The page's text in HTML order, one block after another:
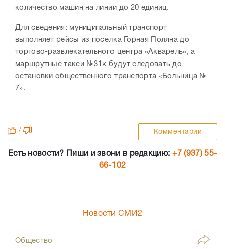
количество машин на линии до 20 единиц.
Для сведения: муниципальный транспорт
выполняет рейсы из поселка Горная Поляна до
торгово-развлекательного центра «Акварель», а
маршрутные такси №31к будут следовать до
остановки общественного транспорта «Больница №
7».
/ Комментарии
Есть новости? Пиши и звони в редакцию: +7 (937) 55-
66-102
Новости СМИ2
Общество